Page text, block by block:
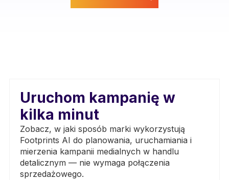
Uruchom kampanię w
kilka minut
Zobacz, w jaki sposób marki wykorzystują
Footprints AI do planowania, uruchamiania i
mierzenia kampanii medialnych w handlu
detalicznym — nie wymaga połączenia
sprzedażowego.